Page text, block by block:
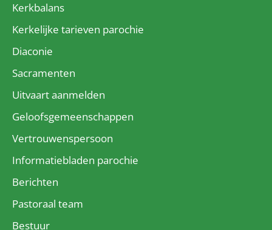
Kerkbalans
Kerkelijke tarieven parochie
Diaconie
Sacramenten
Uitvaart aanmelden
Geloofsgemeenschappen
Vertrouwenspersoon
Informatiebladen parochie
Berichten
Pastoraal team
Bestuur